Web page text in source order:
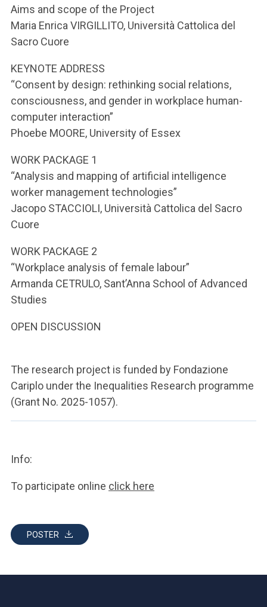
SEI UN DOCENTE O UN MEMBRO DELLO STAFF
Aims and scope of the Project
Maria Enrica VIRGILLITO, Università Cattolica del
Sacro Cuore
KEYNOTE ADDRESS
“Consent by design: rethinking social relations,
consciousness, and gender in workplace human-
computer interaction”
Phoebe MOORE, University of Essex
WORK PACKAGE 1
“Analysis and mapping of artificial intelligence
worker management technologies”
Jacopo STACCIOLI, Università Cattolica del Sacro
Cuore
WORK PACKAGE 2
“Workplace analysis of female labour”
Armanda CETRULO, Sant’Anna School of Advanced
Studies
OPEN DISCUSSION
The research project is funded by Fondazione
Cariplo under the Inequalities Research programme
(Grant No. 2025-1057).
Info:
To participate online click here
POSTER